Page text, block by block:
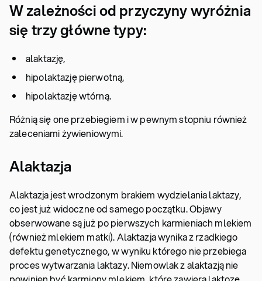
W zależności od przyczyny wyróżnia
się trzy główne typy:
alaktazję,
hipolaktazję pierwotną,
hipolaktazję wtórną.
Różnią się one przebiegiem i w pewnym stopniu również
zaleceniami żywieniowymi.
Alaktazja
Alaktazja jest wrodzonym brakiem wydzielania laktazy,
co jest już widoczne od samego początku. Objawy
obserwowane są już po pierwszych karmieniach mlekiem
(również mlekiem matki). Alaktazja wynika z rzadkiego
defektu genetycznego, w wyniku którego nie przebiega
proces wytwarzania laktazy. Niemowlak z alaktazją nie